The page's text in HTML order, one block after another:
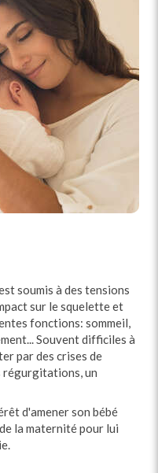
soumis à des tensions
sur le squelette et
fonctions: sommeil,
Souvent difficiles à
par des crises de
régurgitations, un
d'amener son bébé
la maternité pour lui